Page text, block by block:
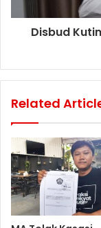
Disbud
Related